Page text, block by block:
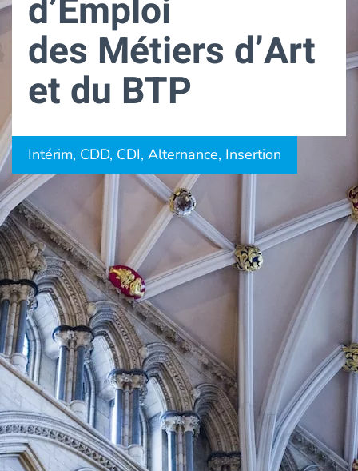
d’Emploi
des Métiers d’Art
et du BTP
Intérim, CDD, CDI, Alternance, Insertion